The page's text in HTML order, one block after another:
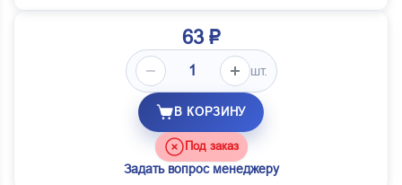
63 ₽
шт.
В КОРЗИНУ
Под заказ
Задать вопрос менеджеру